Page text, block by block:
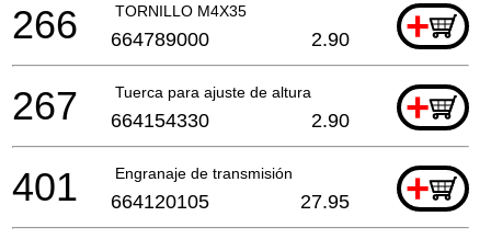
TORNILLO M4X35 +
266 664789000 2.90
Tuerca para ajuste de altura +
267 664154330 2.90
Engranaje de transmisión +
401 664120105 27.95